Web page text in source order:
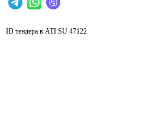
ID тендера в ATI.SU 47122